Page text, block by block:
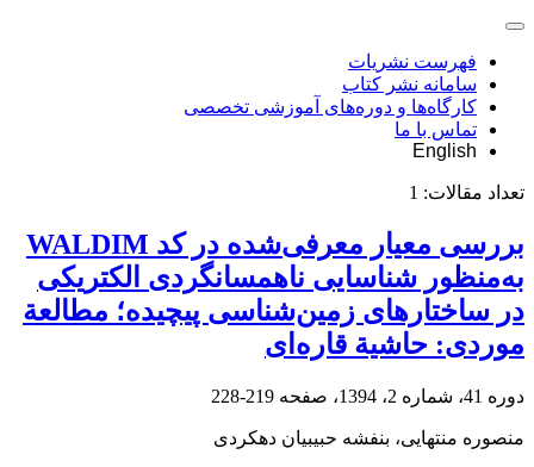
فهرست نشریات
سامانه نشر کتاب
کارگاه‌ها و دوره‌های آموزشی تخصصی
تماس با ما
English
تعداد مقالات: 1
بررسی معیار معرفی‌شده در کد WALDIM
به‌منظور شناسایی ناهمسانگردی الکتریکی
در ساختارهای زمین‌شناسی پیچیده؛ مطالعة
موردی: حاشیة قاره‌ای
دوره 41، شماره 2، 1394، صفحه 219-228
منصوره منتهایی، بنفشه حبیبیان دهکردی